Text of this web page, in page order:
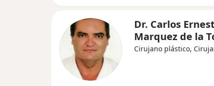
Dr. Carlos
Marquez de la
Cirujano plástico,